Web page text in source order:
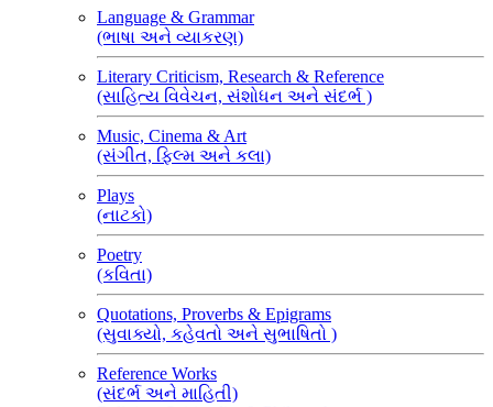
Language & Grammar
(ભાષા અને વ્યાકરણ)
Literary Criticism, Research & Reference
(સાહિત્ય વિવેચન, સંશોધન અને સંદર્ભ )
Music, Cinema & Art
(સંગીત, ફિલ્મ અને કલા)
Plays
(નાટકો)
Poetry
(કવિતા)
Quotations, Proverbs & Epigrams
(સુવાક્યો, કહેવતો અને સુભાષિતો )
Reference Works
(સંદર્ભ અને માહિતી)